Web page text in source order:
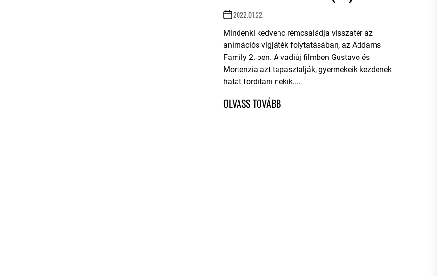
2022.01.22.
Mindenki kedvenc rémcsaládja visszatér az
animációs vígjáték folytatásában, az Addams
Family 2.-ben. A vadiúj filmben Gustavo és
Mortenzia azt tapasztalják, gyermekeik kezdenek
hátat fordítani nekik....